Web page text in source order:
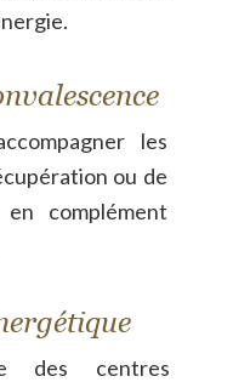
les
ou de
en
complément
des
centres